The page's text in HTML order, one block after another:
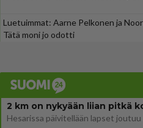
Luetuimmat: Aarne Pelkonen ja
Tätä moni jo odotti
2 km on nykyään liian pitkä